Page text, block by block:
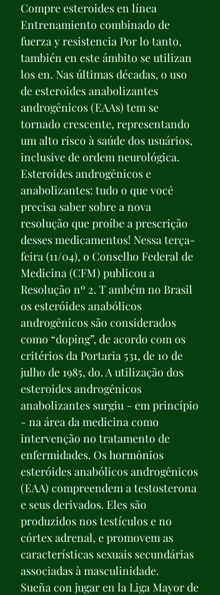
Compre esteroides en línea
Entrenamiento combinado de
fuerza y resistencia Por lo tanto,
también en este ámbito se utilizan
los en. Nas últimas décadas, o uso
de esteroides anabolizantes
androgênicos (EAAs) tem se
tornado crescente, representando
um alto risco à saúde dos usuários,
inclusive de ordem neurológica.
Esteroides androgênicos e
anabolizantes: tudo o que você
precisa saber sobre a nova
resolução que proíbe a prescrição
desses medicamentos! Nessa terça-
feira (11/04), o Conselho Federal de
Medicina (CFM) publicou a
Resolução nº 2. T ambém no Brasil
os esteróides anabólicos
androgênicos são considerados
como “doping”, de acordo com os
critérios da Portaria 531, de 10 de
julho de 1985, do. A utilização dos
esteroides androgênicos
anabolizantes surgiu - em princípio
- na área da medicina como
intervenção no tratamento de
enfermidades. Os hormônios
esteróides anabólicos androgênicos
(EAA) compreendem a testosterona
e seus derivados. Eles são
produzidos nos testículos e no
córtex adrenal, e promovem as
características sexuais secundárias
associadas à masculinidade.
Sueña con jugar en la Liga Mayor de